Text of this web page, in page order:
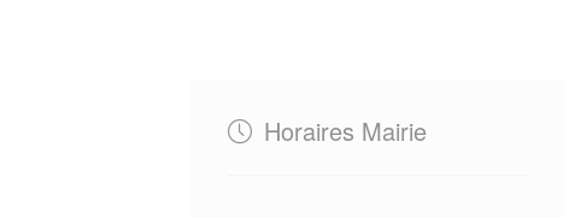
Horaires Mairie